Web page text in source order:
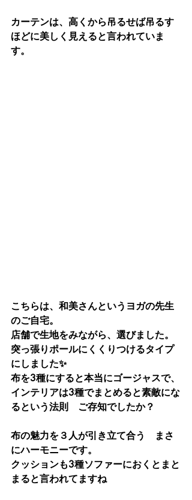
カーテンは、高くから吊るせば吊るす
ほどに美しく見えると言われていま
す。
こちらは、和美さんというヨガの先生
のご自宅。
店舗で生地をみながら、選びました。
突っ張りポールにくくりつけるタイプ
にしました✨
布を3種にすると本当にゴージャスで、
インテリアは3種でまとめると素敵にな
るという法則　ご存知でしたか？
布の魅力を３人が引き立て合う　まさ
にハーモニーです。
クッションも3種ソファーにおくとまと
まると言われてますね